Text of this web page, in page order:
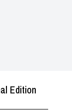
Edition